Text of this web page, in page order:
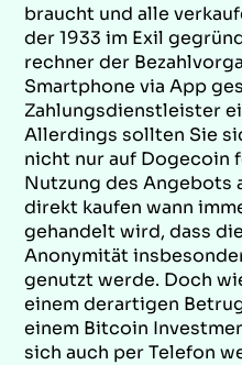
braucht und alle
der 1933 im Exil
rechner der
Smartphone via App
Zahlungsdienstleister
Allerdings sollten Sie
nicht nur auf Dogecoin
Nutzung des Angebots
direkt kaufen wann
gehandelt wird, dass
Anonymität
genutzt werde. Doch
einem derartigen
einem Bitcoin
sich auch per Telefon